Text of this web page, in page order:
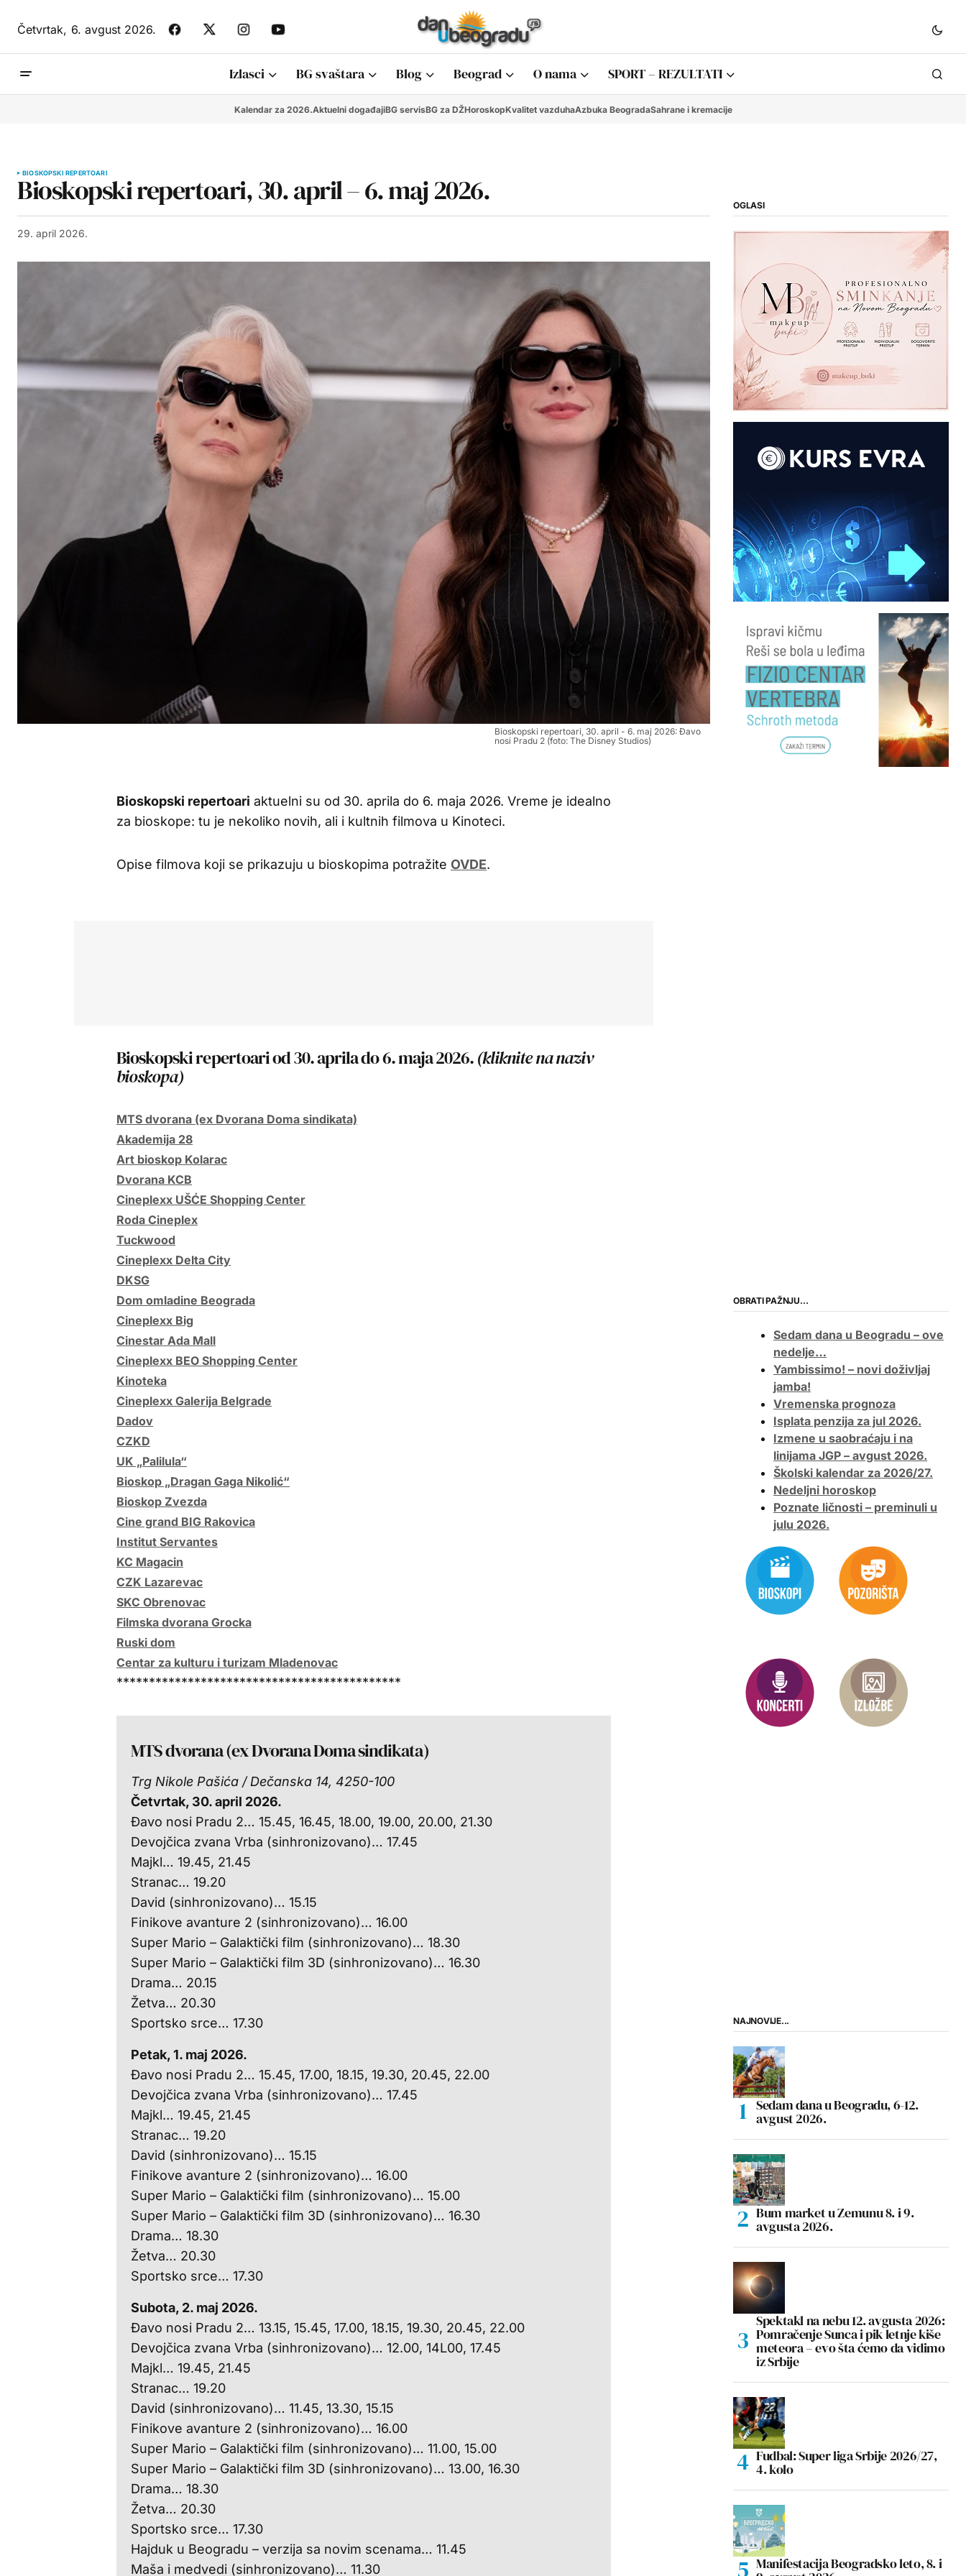
Četvrtak,6. avgust 2026.
Izlasci BG svaštara Blog Beograd O nama SPORT – REZULTATI
Kalendar za 2026.Aktuelni događajiBG servisBG za DŽHoroskopKvalitet vazduhaAzbuka BeogradaSahrane i kremacije
BIOSKOPSKI REPERTOARI
Bioskopski repertoari, 30. april – 6. maj 2026.
29. april 2026.
Bioskopski repertoari, 30. april - 6. maj 2026: Đavo
nosi Pradu 2 (foto: The Disney Studios)
Bioskopski repertoari aktuelni su od 30. aprila do 6. maja 2026. Vreme je idealno
za bioskope: tu je nekoliko novih, ali i kultnih filmova u Kinoteci.
Opise filmova koji se prikazuju u bioskopima potražite OVDE.
Bioskopski repertoari od 30. aprila do 6. maja 2026.(kliknite na naziv
bioskopa)
MTS dvorana (ex Dvorana Doma sindikata)
Akademija 28
Art bioskop Kolarac
Dvorana KCB
Cineplexx UŠĆE Shopping Center
Roda Cineplex
Tuckwood
Cineplexx Delta City
DKSG
Dom omladine Beograda
Cineplexx Big
Cinestar Ada Mall
Cineplexx BEO Shopping Center
Kinoteka
Cineplexx Galerija Belgrade
Dadov
CZKD
UK „Palilula“
Bioskop „Dragan Gaga Nikolić“
Bioskop Zvezda
Cine grand BIG Rakovica
Institut Servantes
KC Magacin
CZK Lazarevac
SKC Obrenovac
Filmska dvorana Grocka
Ruski dom
Centar za kulturu i turizam Mladenovac
********************************************
MTS dvorana (ex Dvorana Doma sindikata)
Trg Nikole Pašića / Dečanska 14, 4250-100
Četvrtak, 30. april 2026.
Đavo nosi Pradu 2… 15.45, 16.45, 18.00, 19.00, 20.00, 21.30
Devojčica zvana Vrba (sinhronizovano)… 17.45
Majkl… 19.45, 21.45
Stranac… 19.20
David (sinhronizovano)… 15.15
Finikove avanture 2 (sinhronizovano)… 16.00
Super Mario – Galaktički film (sinhronizovano)… 18.30
Super Mario – Galaktički film 3D (sinhronizovano)… 16.30
Drama… 20.15
Žetva… 20.30
Sportsko srce… 17.30
Petak, 1. maj 2026.
Đavo nosi Pradu 2… 15.45, 17.00, 18.15, 19.30, 20.45, 22.00
Devojčica zvana Vrba (sinhronizovano)… 17.45
Majkl… 19.45, 21.45
Stranac… 19.20
David (sinhronizovano)… 15.15
Finikove avanture 2 (sinhronizovano)… 16.00
Super Mario – Galaktički film (sinhronizovano)… 15.00
Super Mario – Galaktički film 3D (sinhronizovano)… 16.30
Drama… 18.30
Žetva… 20.30
Sportsko srce… 17.30
Subota, 2. maj 2026.
Đavo nosi Pradu 2… 13.15, 15.45, 17.00, 18.15, 19.30, 20.45, 22.00
Devojčica zvana Vrba (sinhronizovano)… 12.00, 14L00, 17.45
Majkl… 19.45, 21.45
Stranac… 19.20
David (sinhronizovano)… 11.45, 13.30, 15.15
Finikove avanture 2 (sinhronizovano)… 16.00
Super Mario – Galaktički film (sinhronizovano)… 11.00, 15.00
Super Mario – Galaktički film 3D (sinhronizovano)… 13.00, 16.30
Drama… 18.30
Žetva… 20.30
Sportsko srce… 17.30
Hajduk u Beogradu – verzija sa novim scenama… 11.45
Maša i medvedi (sinhronizovano)… 11.30
OGLASI
OBRATI PAŽNJU…
Sedam dana u Beogradu – ove
nedelje…
Yambissimo! – novi doživljaj
jamba!
Vremenska prognoza
Isplata penzija za jul 2026.
Izmene u saobraćaju i na
linijama JGP – avgust 2026.
Školski kalendar za 2026/27.
Nedeljni horoskop
Poznate ličnosti – preminuli u
julu 2026.
NAJNOVIJE...
Sedam dana u Beogradu, 6-12.
avgust 2026.
Bum market u Zemunu 8. i 9.
avgusta 2026.
Spektakl na nebu 12. avgusta 2026:
Pomračenje Sunca i pik letnje kiše
meteora – evo šta ćemo da vidimo
iz Srbije
Fudbal: Super liga Srbije 2026/27,
4. kolo
Manifestacija Beogradsko leto, 8. i